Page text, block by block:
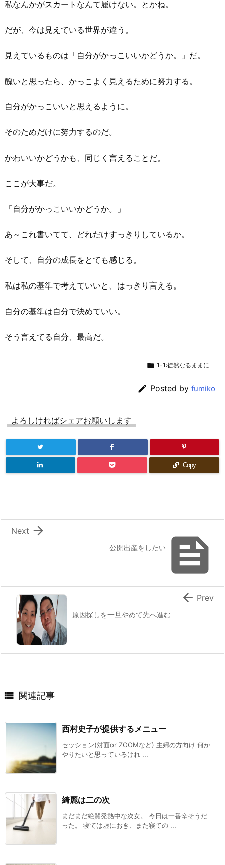
私なんかがスカートなんて履けない。とかね。
だが、今は見えている世界が違う。
見えているものは「自分がかっこいいかどうか。」だ。
醜いと思ったら、かっこよく見えるために努力する。
自分がかっこいいと思えるように。
そのためだけに努力するのだ。
かわいいかどうかも、同じく言えることだ。
ここが大事だ。
「自分がかっこいいかどうか。」
あ～これ書いてて、どれだけすっきりしているか。
そして、自分の成長をとても感じる。
私は私の基準で考えていいと、はっきり言える。
自分の基準は自分で決めていい。
そう言えてる自分、最高だ。
 1-1:徒然なるままに
 Posted by fumiko
よろしければシェアお願いします
Copy

公開出産をしたい

Next
原因探しを一旦やめて先へ進む
 Prev
 関連記事
西村史子が提供するメニュー
セッション(対面or ZOOMなど) 主婦の方向け 何か
やりたいと思っているけれ ...
綺麗は二の次
まだまだ絶賛発熱中な次女。 今日は一番辛そうだ
った。 寝ては虚におき、また寝ての ...